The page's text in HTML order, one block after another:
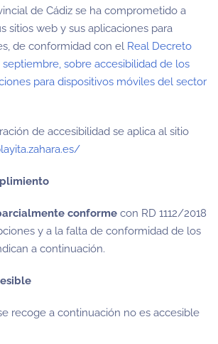
de Cádiz se ha comprometido a
sitios web y sus aplicaciones para
de conformidad con el Real Decreto
septiembre, sobre accesibilidad de los
para dispositivos móviles del sector
de accesibilidad se aplica al sitio
conforme con RD 1112/2018
y a la falta de conformidad de los
a continuación.
recoge a continuación no es accesible